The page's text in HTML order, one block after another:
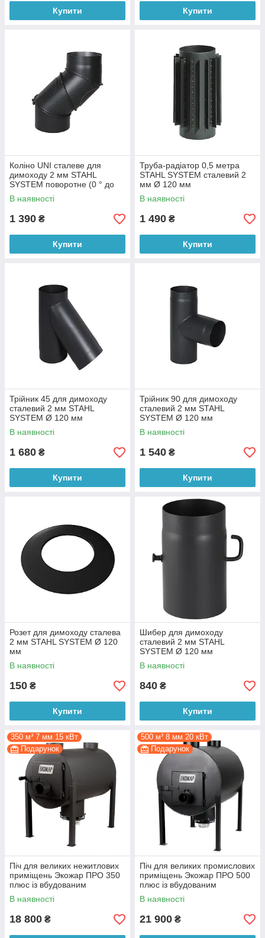
Купити Купити
Коліно UNI сталеве для
димоходу 2 мм STAHL
SYSTEM поворотне (0 ° до
90 °) Ø 120 мм
В наявності
1 390 ₴
Купити
Труба-радіатор 0,5 метра
STAHL SYSTEM сталевий 2
мм Ø 120 мм
В наявності
1 490 ₴
Купити
Трійник 45 для димоходу
сталевий 2 мм STAHL
SYSTEM Ø 120 мм
В наявності
1 680 ₴
Купити
Трійник 90 для димоходу
сталевий 2 мм STAHL
SYSTEM Ø 120 мм
В наявності
1 540 ₴
Купити
Розет для димоходу сталева
2 мм STAHL SYSTEM Ø 120
мм
В наявності
150 ₴
Купити
Шибер для димоходу
сталевий 2 мм STAHL
SYSTEM Ø 120 мм
В наявності
840 ₴
Купити
350 м³ 7 мм 15 кВт
Подарунок
Піч для великих нежитлових
приміщень Экожар ПРО 350
плюс із вбудованим
вентилятором
В наявності
18 800 ₴
500 м³ 8 мм 20 кВт
Подарунок
Піч для великих промислових
приміщень Экожар ПРО 500
плюс із вбудованим
вентилятором
В наявності
21 900 ₴